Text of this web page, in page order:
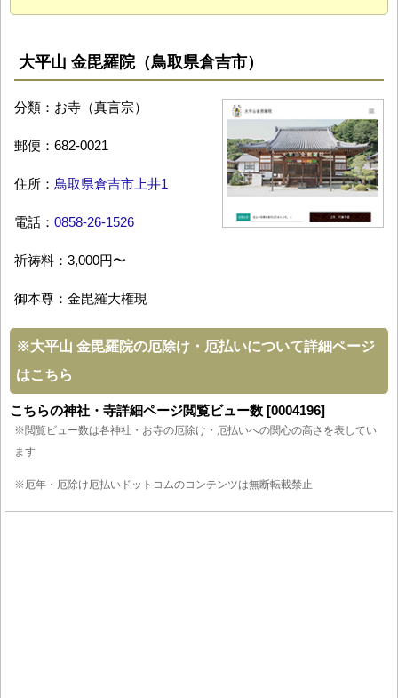
大平山 金毘羅院（鳥取県倉吉市）
分類：お寺（真言宗）
郵便：682-0021
住所： 鳥取県倉吉市上井1
電話： 0858-26-1526
祈祷料：3,000円〜
御本尊：金毘羅大権現
※大平山 金毘羅院の厄除け・厄払いについて詳細ページ
はこちら
こちらの神社・寺詳細ページ閲覧ビュー数 [0004196]
※閲覧ビュー数は各神社・お寺の厄除け・厄払いへの関心の高さを表してい
ます
※厄年・厄除け厄払いドットコムのコンテンツは無断転載禁止